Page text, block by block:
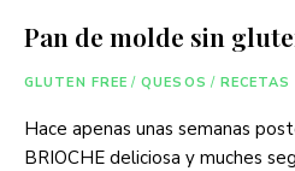
Pan de molde sin
GLUTEN FREE / QUESOS / RECETAS
Hace apenas unas semanas
BRIOCHE deliciosa y muches